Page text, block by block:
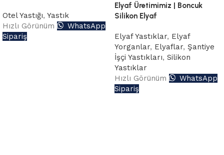
Otel Yastığı, Yastık
Hızlı Görünüm
WhatsApp
Sipariş
Elyaf Üretimimiz | Boncuk
Silikon Elyaf
Elyaf Yastıklar, Elyaf
Yorganlar, Elyaflar, Şantiye
İşçi Yastıkları, Silikon
Yastıklar
Hızlı Görünüm
WhatsApp
Sipariş